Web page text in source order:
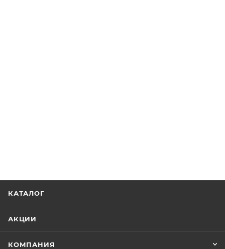
КАТАЛОГ
АКЦИИ
КОМПАНИЯ